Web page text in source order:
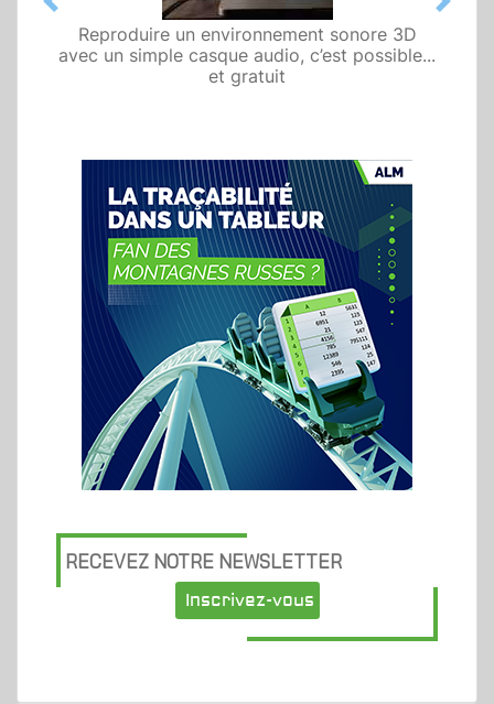
Reproduire un environnement sonore 3D
avec un simple casque audio, c’est possible...
et gratuit
Previous Next
RECEVEZ NOTRE NEWSLETTER
Inscrivez-vous